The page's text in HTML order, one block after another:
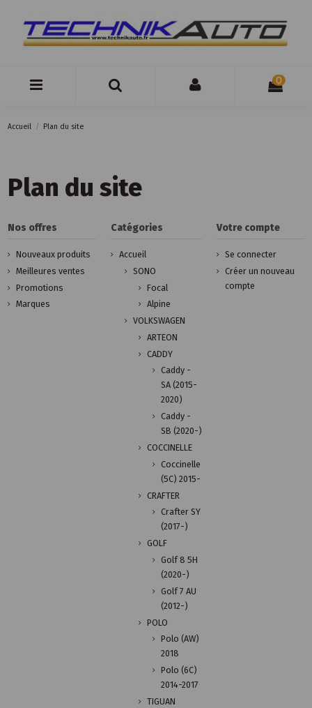
0
Accueil Plan du site
Plan du site
Nos offres
Nouveaux produits
Meilleures ventes
Promotions
Marques
Catégories
Accueil
SONO
Focal
Alpine
VOLKSWAGEN
ARTEON
CADDY
Caddy -
SA (2015-
2020)
Caddy -
SB (2020-)
COCCINELLE
Coccinelle
(5C) 2015-
CRAFTER
Crafter SY
(2017-)
GOLF
Golf 8 5H
(2020-)
Golf 7 AU
(2012-)
POLO
Polo (AW)
2018
Polo (6C)
2014-2017
TIGUAN
Votre compte
Se connecter
Créer un nouveau
compte